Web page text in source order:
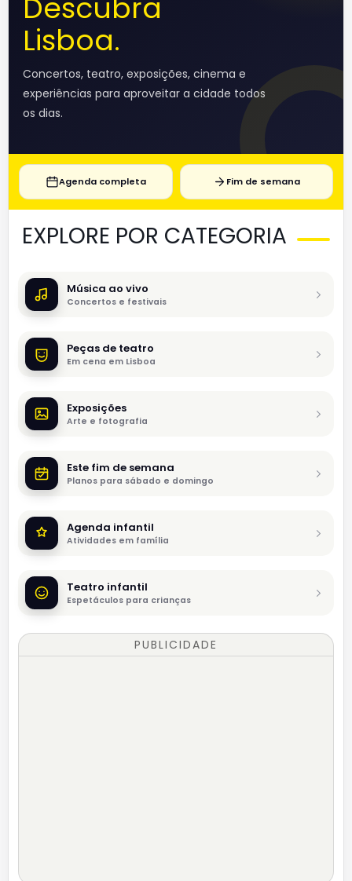
Descubra
Lisboa.
Concertos, teatro, exposições, cinema e
experiências para aproveitar a cidade todos
os dias.
Agenda completa Fim de semana
EXPLORE POR CATEGORIA
Música ao vivo
Concertos e festivais
Peças de teatro
Em cena em Lisboa
Exposições
Arte e fotografia
Este fim de semana
Planos para sábado e domingo
Agenda infantil
Atividades em família
Teatro infantil
Espetáculos para crianças
PUBLICIDADE